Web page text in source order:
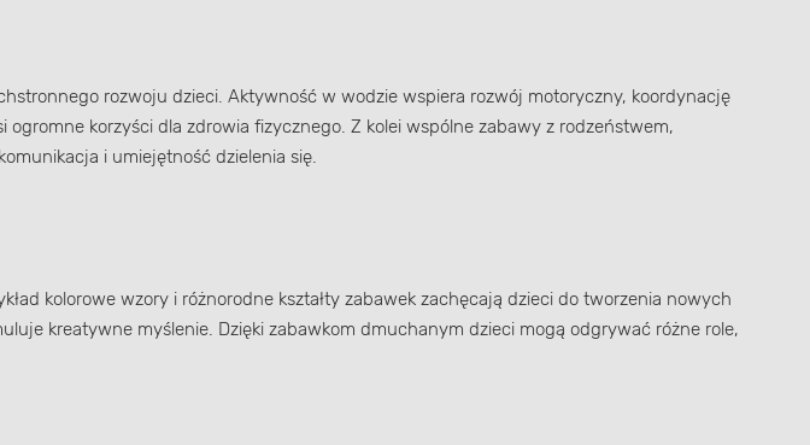
rozwoju dzieci. Aktywność w wodzie wspiera rozwój motoryczny, koordynację
korzyści dla zdrowia fizycznego. Z kolei wspólne zabawy z rodzeństwem,
i umiejętność dzielenia się.
kolorowe wzory i różnorodne kształty zabawek zachęcają dzieci do tworzenia nowych
kreatywne myślenie. Dzięki zabawkom dmuchanym dzieci mogą odgrywać różne role,